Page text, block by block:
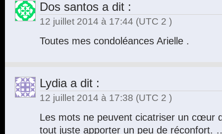
Dos santos a dit :
12 juillet 2014 à 17:44 (UTC 2 )
Toutes mes condoléances Arielle .
Lydiaa dit :
12 juillet 2014 à 17:38 (UTC 2 )
Les mots ne peuvent cicatriser un cœur
tout juste apporter un peu de réconfort.